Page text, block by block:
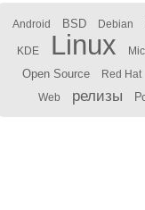
Android BSD Debian
KDE Linux
Open Source Red Hat
Web релизы